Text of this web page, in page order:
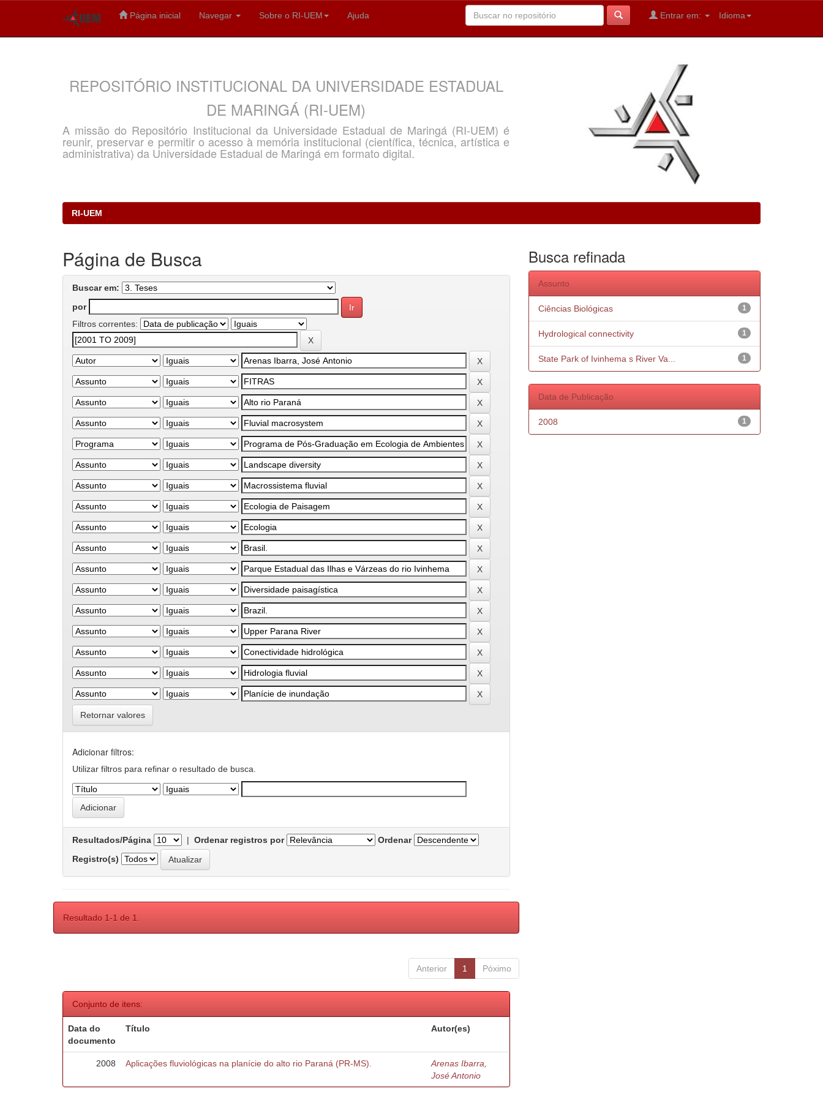
Página inicial Navegar Sobre o RI-UEM Ajuda Idioma
Entrar em:
REPOSITÓRIO INSTITUCIONAL DA UNIVERSIDADE ESTADUAL
DE MARINGÁ (RI-UEM)
A missão do Repositório Institucional da Universidade Estadual de Maringá (RI-UEM) é
reunir, preservar e permitir o acesso à memória institucional (científica, técnica, artística e
administrativa) da Universidade Estadual de Maringá em formato digital.
RI-UEM
Página de Busca
Buscar em:
por
Filtros correntes:
Retornar valores
Adicionar filtros:
Utilizar filtros para refinar o resultado de busca.
Resultados/Página | Ordenar registros por
Ordenar
Registro(s)
Resultado 1-1 de 1.
Anterior 1 Póximo
Conjunto de itens:
Data do
documento
Título Autor(es)
2008 Aplicações fluviológicas na planície do alto rio Paraná (PR-MS).
Arenas Ibarra,
José Antonio
Busca refinada
Assunto
1
Ciências Biológicas
1
Hydrological connectivity
1
State Park of Ivinhema s River Va...
Data de Publicação
1
2008